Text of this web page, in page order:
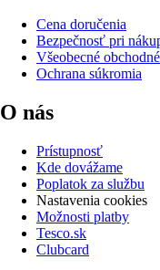
Cena doručenia
Bezpečnosť pri
Všeobecné
Ochrana súkromia
O nás
Prístupnosť
Kde dovážame
Poplatok za službu
Nastavenia cookies
Možnosti platby
Tesco.sk
Clubcard